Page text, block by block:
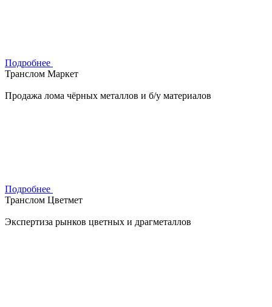
Подробнее
Транслом Маркет
Продажа лома чёрных металлов и б/у материалов
Подробнее
Транслом Цветмет
Экспертиза рынков цветных и драгметаллов